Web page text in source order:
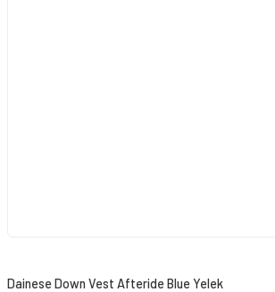
Dainese Down Vest Afteride Blue Yelek